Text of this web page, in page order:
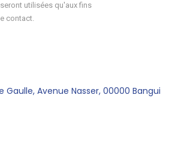
utilisées qu'aux fins
contact.
Gaulle, Avenue Nasser, 00000 Bangui